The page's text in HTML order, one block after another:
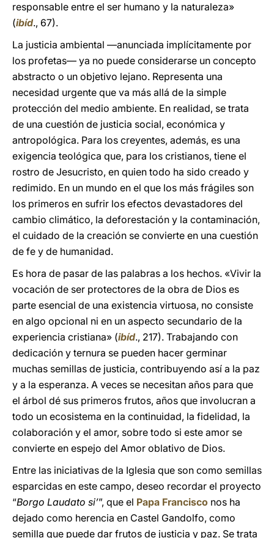
responsable entre el ser humano y la naturaleza»
(ibíd., 67).
La justicia ambiental —anunciada implícitamente por
los profetas— ya no puede considerarse un concepto
abstracto o un objetivo lejano. Representa una
necesidad urgente que va más allá de la simple
protección del medio ambiente. En realidad, se trata
de una cuestión de justicia social, económica y
antropológica. Para los creyentes, además, es una
exigencia teológica que, para los cristianos, tiene el
rostro de Jesucristo, en quien todo ha sido creado y
redimido. En un mundo en el que los más frágiles son
los primeros en sufrir los efectos devastadores del
cambio climático, la deforestación y la contaminación,
el cuidado de la creación se convierte en una cuestión
de fe y de humanidad.
Es hora de pasar de las palabras a los hechos. «Vivir la
vocación de ser protectores de la obra de Dios es
parte esencial de una existencia virtuosa, no consiste
en algo opcional ni en un aspecto secundario de la
experiencia cristiana» (ibíd., 217). Trabajando con
dedicación y ternura se pueden hacer germinar
muchas semillas de justicia, contribuyendo así a la paz
y a la esperanza. A veces se necesitan años para que
el árbol dé sus primeros frutos, años que involucran a
todo un ecosistema en la continuidad, la fidelidad, la
colaboración y el amor, sobre todo si este amor se
convierte en espejo del Amor oblativo de Dios.
Entre las iniciativas de la Iglesia que son como semillas
esparcidas en este campo, deseo recordar el proyecto
“Borgo Laudato si’”, que el Papa Francisco nos ha
dejado como herencia en Castel Gandolfo, como
semilla que puede dar frutos de justicia y paz. Se trata